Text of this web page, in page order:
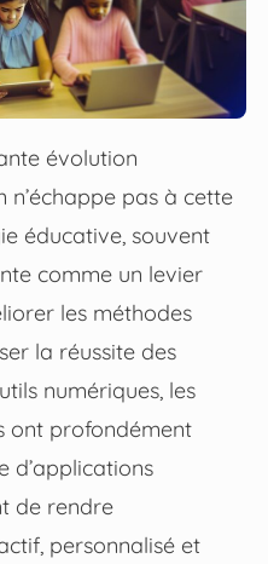
évolution
n’échappe pas à cette
éducative, souvent
comme un levier
les méthodes
la réussite des
numériques, les
ont profondément
d’applications
de rendre
personnalisé et